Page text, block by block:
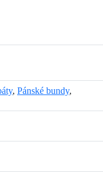
, Pánské bundy,